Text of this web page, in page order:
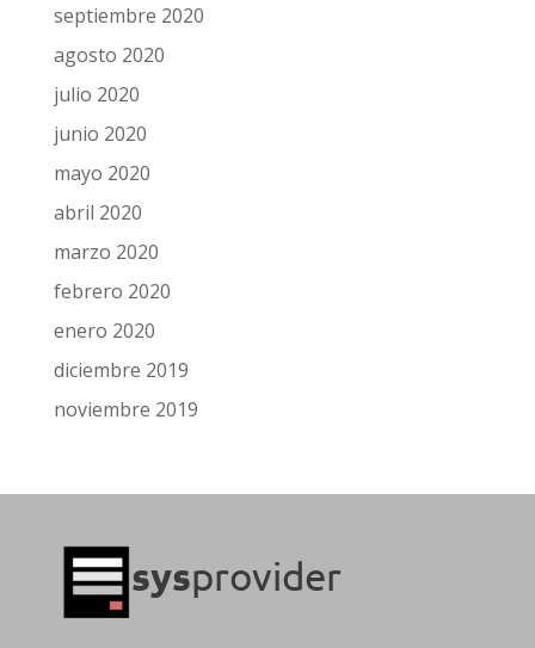
septiembre 2020
agosto 2020
julio 2020
junio 2020
mayo 2020
abril 2020
marzo 2020
febrero 2020
enero 2020
diciembre 2019
noviembre 2019